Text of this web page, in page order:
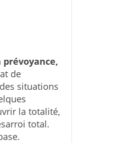
prévoyance,
de
situations
la totalité,
total.